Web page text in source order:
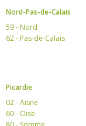
Nord-Pas-de-Calais
59 - Nord
62 - Pas-de-Calais
Picardie
02 - Aisne
60 - Oise